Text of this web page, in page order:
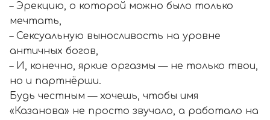
– Эрекцию, о которой можно было только
мечтать,
– Сексуальную выносливость на уровне
античных богов,
– И, конечно, яркие оргазмы — не только твои,
но и партнёрши.
Будь честным — хочешь, чтобы имя
«Казанова» не просто звучало, а работало на